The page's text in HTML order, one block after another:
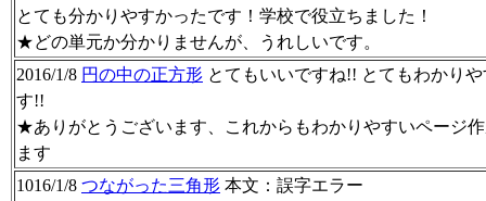
とても分かりやすかったです！学校で役立ちました！
★どの単元か分かりませんが、うれしいです。
2016/1/8 円の中の正方形 とてもいいですね!! とてもわかり
す!!
★ありがとうございます、これからもわかりやすいページ
ます
1016/1/8 つながった三角形 本文：誤字エラー